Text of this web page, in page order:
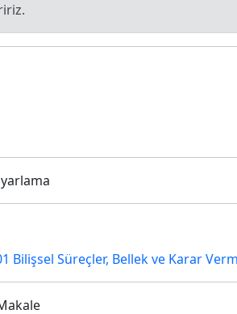
Bilişsel Süreçler, Bellek ve Karar